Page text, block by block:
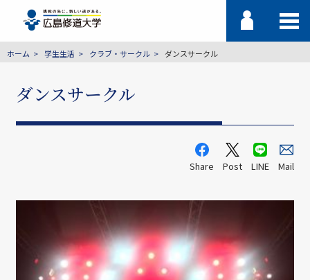
ホーム 学生生活 クラブ・サークル ダンスサークル
ダンスサークル
Share Post LINE Mail